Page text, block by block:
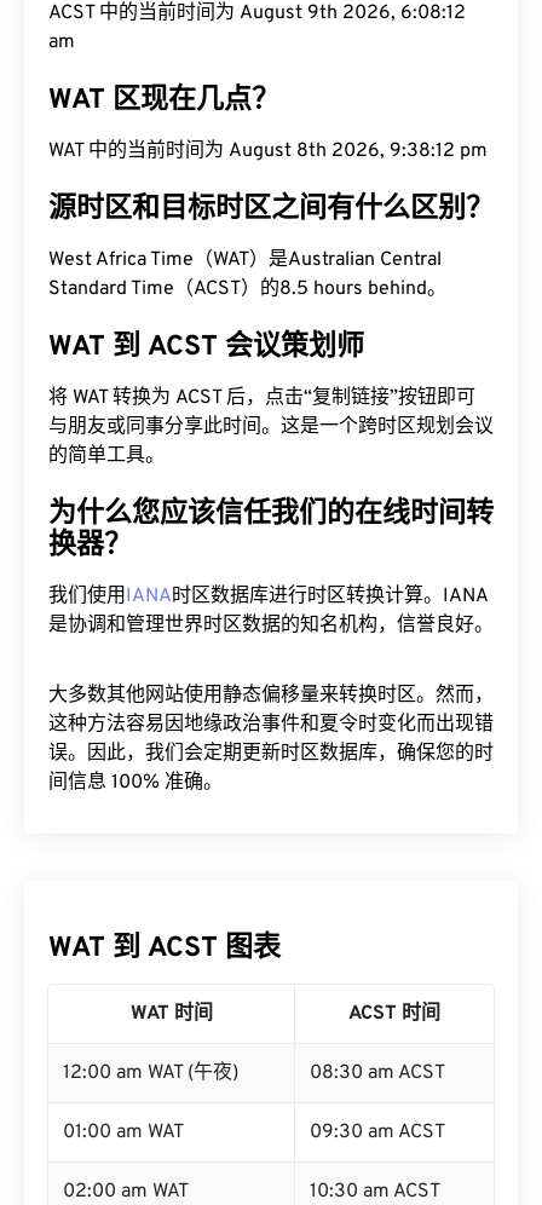
ACST 中的当前时间为 August 9th 2026, 6:08:13
am
WAT 区现在几点？
WAT 中的当前时间为 August 8th 2026, 9:38:13 pm
源时区和目标时区之间有什么区别？
West Africa Time（WAT）是Australian Central
Standard Time（ACST）的8.5 hours behind。
WAT 到 ACST 会议策划师
将 WAT 转换为 ACST 后，点击“复制链接”按钮即可
与朋友或同事分享此时间。这是一个跨时区规划会议
的简单工具。
为什么您应该信任我们的在线时间转
换器？
我们使用IANA时区数据库进行时区转换计算。IANA
是协调和管理世界时区数据的知名机构，信誉良好。
大多数其他网站使用静态偏移量来转换时区。然而，
这种方法容易因地缘政治事件和夏令时变化而出现错
误。因此，我们会定期更新时区数据库，确保您的时
间信息 100% 准确。
WAT 到 ACST 图表
WAT 时间 ACST 时间
12:00 am WAT (午夜) 08:30 am ACST
01:00 am WAT 09:30 am ACST
02:00 am WAT 10:30 am ACST